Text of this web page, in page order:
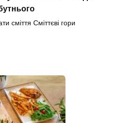
сміття Сміттєві гори